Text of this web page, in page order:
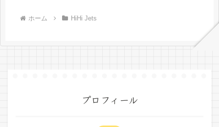
ホーム HiHi Jets
プロフィール